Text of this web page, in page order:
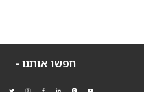
חפשו אותנו -